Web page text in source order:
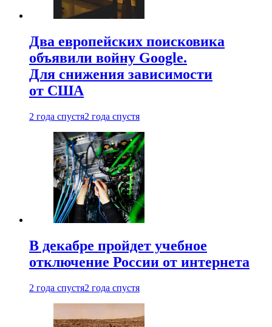
Два европейских поисковика
объявили войну Google.
Для снижения зависимости
от США
2 года спустя2 года спустя
В декабре пройдет учебное
отключение России от интернета
2 года спустя2 года спустя